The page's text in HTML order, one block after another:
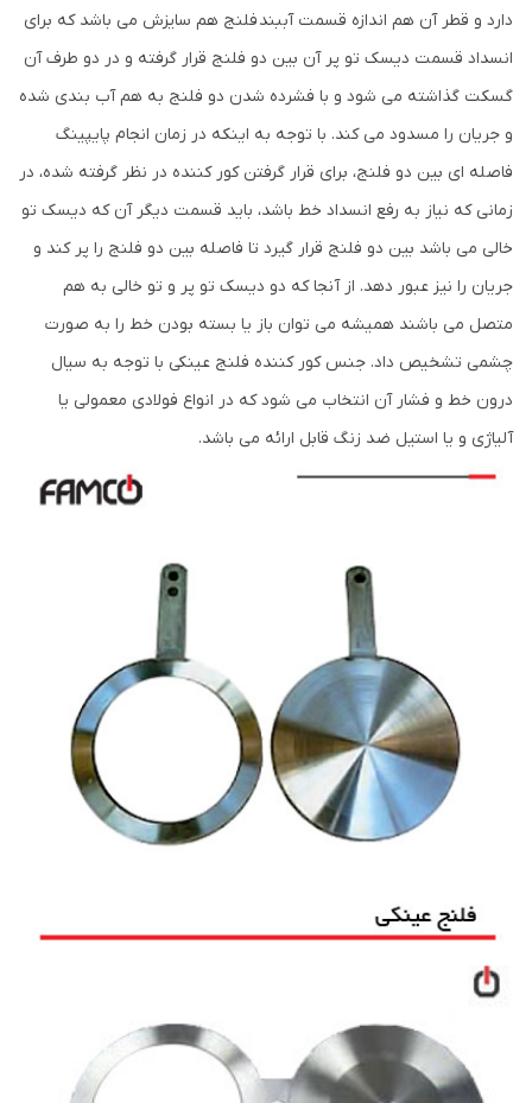
دارد و قطر آن هم اندازه قسمت آببند فلنج هم سایزش می باشد که برای
انسداد قسمت دیسک تو پر آن بین دو فلنج قرار گرفته و در دو طرف آن
گسکت گذاشته می شود و با فشرده شدن دو فلنج به هم آب بندی شده
و جریان را مسدود می کند. با توجه به اینکه در زمان انجام پایپینگ
فاصله ای بین دو فلنج، برای قرار گرفتن کور کننده در نظر گرفته شده، در
زمانی که نیاز به رفع انسداد خط باشد، باید قسمت دیگر آن که دیسک تو
خالی می باشد بین دو فلنج قرار گیرد تا فاصله بین دو فلنج را پر کند و
جریان را نیز عبور دهد. از آنجا که دو دیسک تو پر و تو خالی به هم
متصل می باشند همیشه می توان باز یا بسته بودن خط را به صورت
چشمی تشخیص داد. جنس کور کننده فلنج عینکی با توجه به سیال
درون خط و فشار آن انتخاب می شود که در انواع فولادی معمولی یا
آلیاژی و یا استیل ضد زنگ قابل ارائه می باشد.